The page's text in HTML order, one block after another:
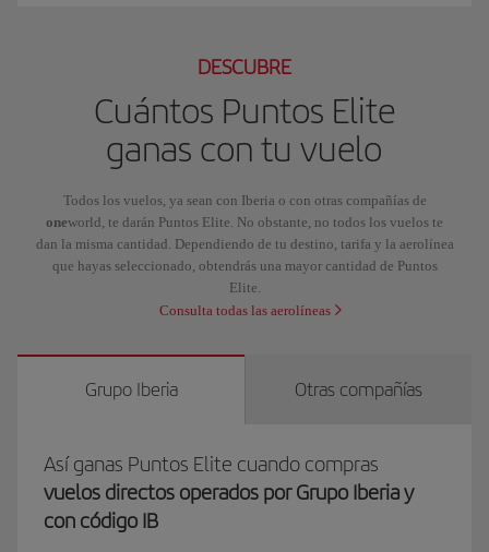
DESCUBRE
Cuántos Puntos Elite
ganas con tu vuelo
Todos los vuelos, ya sean con Iberia o con otras compañías de
oneworld, te darán Puntos Elite. No obstante, no todos los vuelos te
dan la misma cantidad. Dependiendo de tu destino, tarifa y la aerolínea
que hayas seleccionado, obtendrás una mayor cantidad de Puntos
Elite.
Consulta todas las aerolíneas
Grupo Iberia Otras compañías
Así ganas Puntos Elite cuando compras
vuelos directos operados por Grupo Iberia y
con código IB